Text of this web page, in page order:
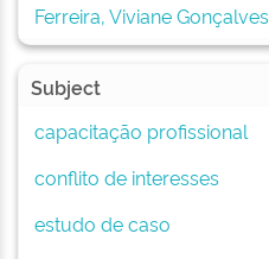
Ferreira, Viviane Gonçalves
Subject
capacitação profissional
conflito de interesses
estudo de caso